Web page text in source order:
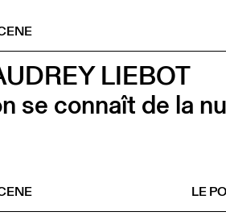
LIEBOT
se connaît de la
LE